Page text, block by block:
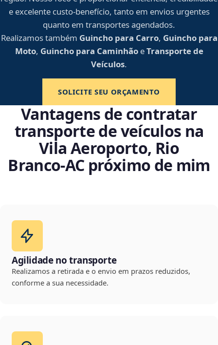
e excelente custo-benefício, tanto em envios urgentes
quanto em transportes agendados.
Realizamos também Guincho para Carro, Guincho para
Moto, Guincho para CaminhãoeTransporte de
Veículos.
SOLICITE SEU ORÇAMENTO
Vantagens de contratar
transporte de veículos na
Vila Aeroporto, Rio
Branco‑AC próximo de mim
Agilidade no transporte
Realizamos a retirada e o envio em prazos reduzidos,
conforme a sua necessidade.